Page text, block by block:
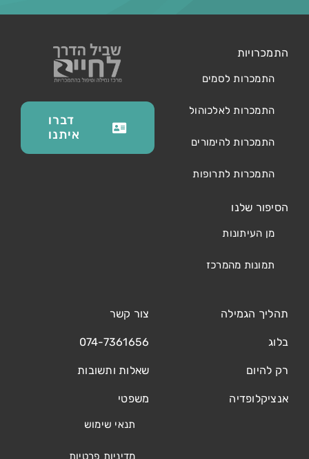
התמכרויות
התמכרות לסמים
התמכרות לאלכוהול
התמכרות להימורים
התמכרות לתרופות
הסיפור שלנו
מן העיתונות
תמונות מהמרכז
תהליך הגמילה
בלוג
רק להיום
אנציקלופדיה
צור קשר
074-7361656
שאלות ותשובות
משפטי
תנאי שימוש
מדיניות פרטיות
דברו
איתנו